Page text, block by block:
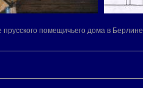
помещичьего дома в Берлине